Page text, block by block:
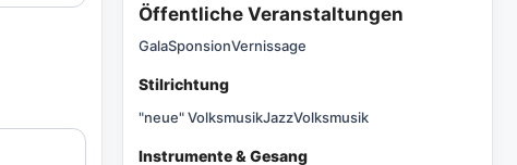
Öffentliche Veranstaltungen
GalaSponsionVernissage
Stilrichtung
"neue" VolksmusikJazzVolksmusik
Instrumente & Gesang